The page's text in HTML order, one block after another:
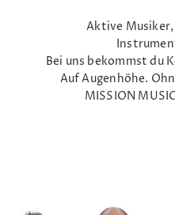
Aktive
Bei uns bekommst du
Auf Augenhöhe.
MISSION